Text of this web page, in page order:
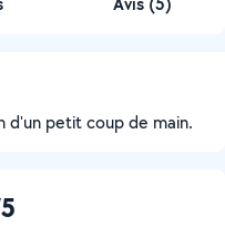
d'un petit coup de main.